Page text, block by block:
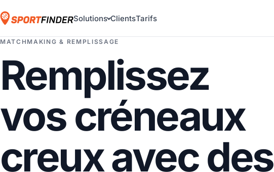
Solutions ClientsTarifs
MATCHMAKING & REMPLISSAGE
Remplissez
vos créneaux
creux avec des